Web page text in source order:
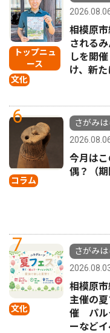
トップニュ
ース
文化
相模原
される
しを開
け、新
6
コラム
さがみ
今月は
偶？（
7
文化
さがみ
相模原
主催の
催 パル
ーなど